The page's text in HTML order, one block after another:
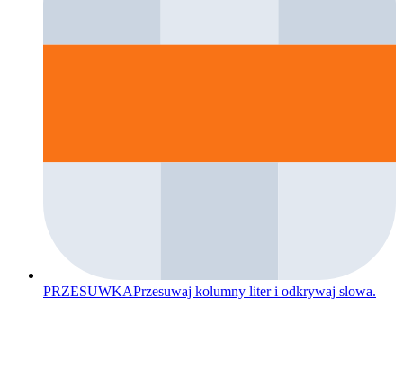
PRZESUWKAPrzesuwaj kolumny liter i odkrywaj slowa.